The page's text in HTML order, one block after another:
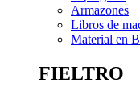
Armazones
Libros de
Material en
FIELTRO